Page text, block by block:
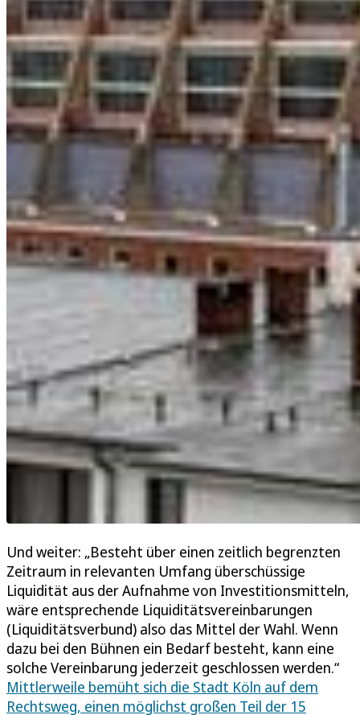
Und weiter: „Besteht über einen zeitlich begrenzten
Zeitraum in relevanten Umfang überschüssige
Liquidität aus der Aufnahme von Investitionsmitteln,
wäre entsprechende Liquiditätsvereinbarungen
(Liquiditätsverbund) also das Mittel der Wahl. Wenn
dazu bei den Bühnen ein Bedarf besteht, kann eine
solche Vereinbarung jederzeit geschlossen werden.“
Mittlerweile bemüht sich die Stadt Köln auf dem
Rechtsweg, einen möglichst großen Teil der 15